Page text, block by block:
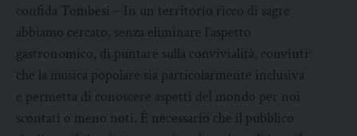
confida Tombesi – In un territorio ricco di sagre
abbiamo cercato, senza eliminare l’aspetto
gastronomico, di puntare sulla convivialità, convinti
che la musica popolare sia particolarmente inclusiva
e permetta di conoscere aspetti del mondo per noi
scontati o meno noti. È necessario che il pubblico